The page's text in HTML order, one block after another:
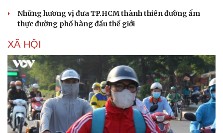
Những hương vị đưa TP.HCM thành thiên đường ẩm
thực đường phố hàng đầu thế giới
XÃ HỘI